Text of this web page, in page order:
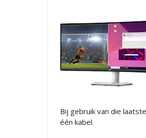
Bij gebruik van die
één kabel.